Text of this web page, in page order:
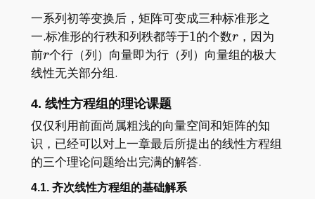
一系列初等变换后，矩阵可变成三种标准形之
一.标准形的行秩和列秩都等于1
1的个数r
r ，因为
前r
r个行（列）向量即为行（列）向量组的极大
线性无关部分组.
4. 线性方程组的理论课题
仅仅利用前面尚属粗浅的向量空间和矩阵的知
识，已经可以对上一章最后所提出的线性方程组
的三个理论问题给出完满的解答.
4.1. 齐次线性方程组的基础解系